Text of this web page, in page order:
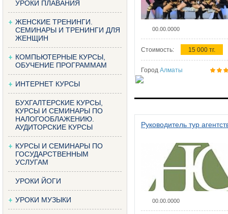
УРОКИ ПЛАВАНИЯ
ЖЕНСКИЕ ТРЕНИНГИ.
СЕМИНАРЫ И ТРЕНИНГИ ДЛЯ
ЖЕНЩИН
КОМПЬЮТЕРНЫЕ КУРСЫ,
ОБУЧЕНИЕ ПРОГРАММАМ
ИНТЕРНЕТ КУРСЫ
БУХГАЛТЕРСКИЕ КУРСЫ,
КУРСЫ И СЕМИНАРЫ ПО
НАЛОГООБЛАЖЕНИЮ.
АУДИТОРСКИЕ КУРСЫ
КУРСЫ И СЕМИНАРЫ ПО
ГОСУДАРСТВЕННЫМ
УСЛУГАМ
УРОКИ ЙОГИ
УРОКИ МУЗЫКИ
00.00.0000
Стоимость: 15 000 тг.
Город Алматы
Руководитель тур
00.00.0000